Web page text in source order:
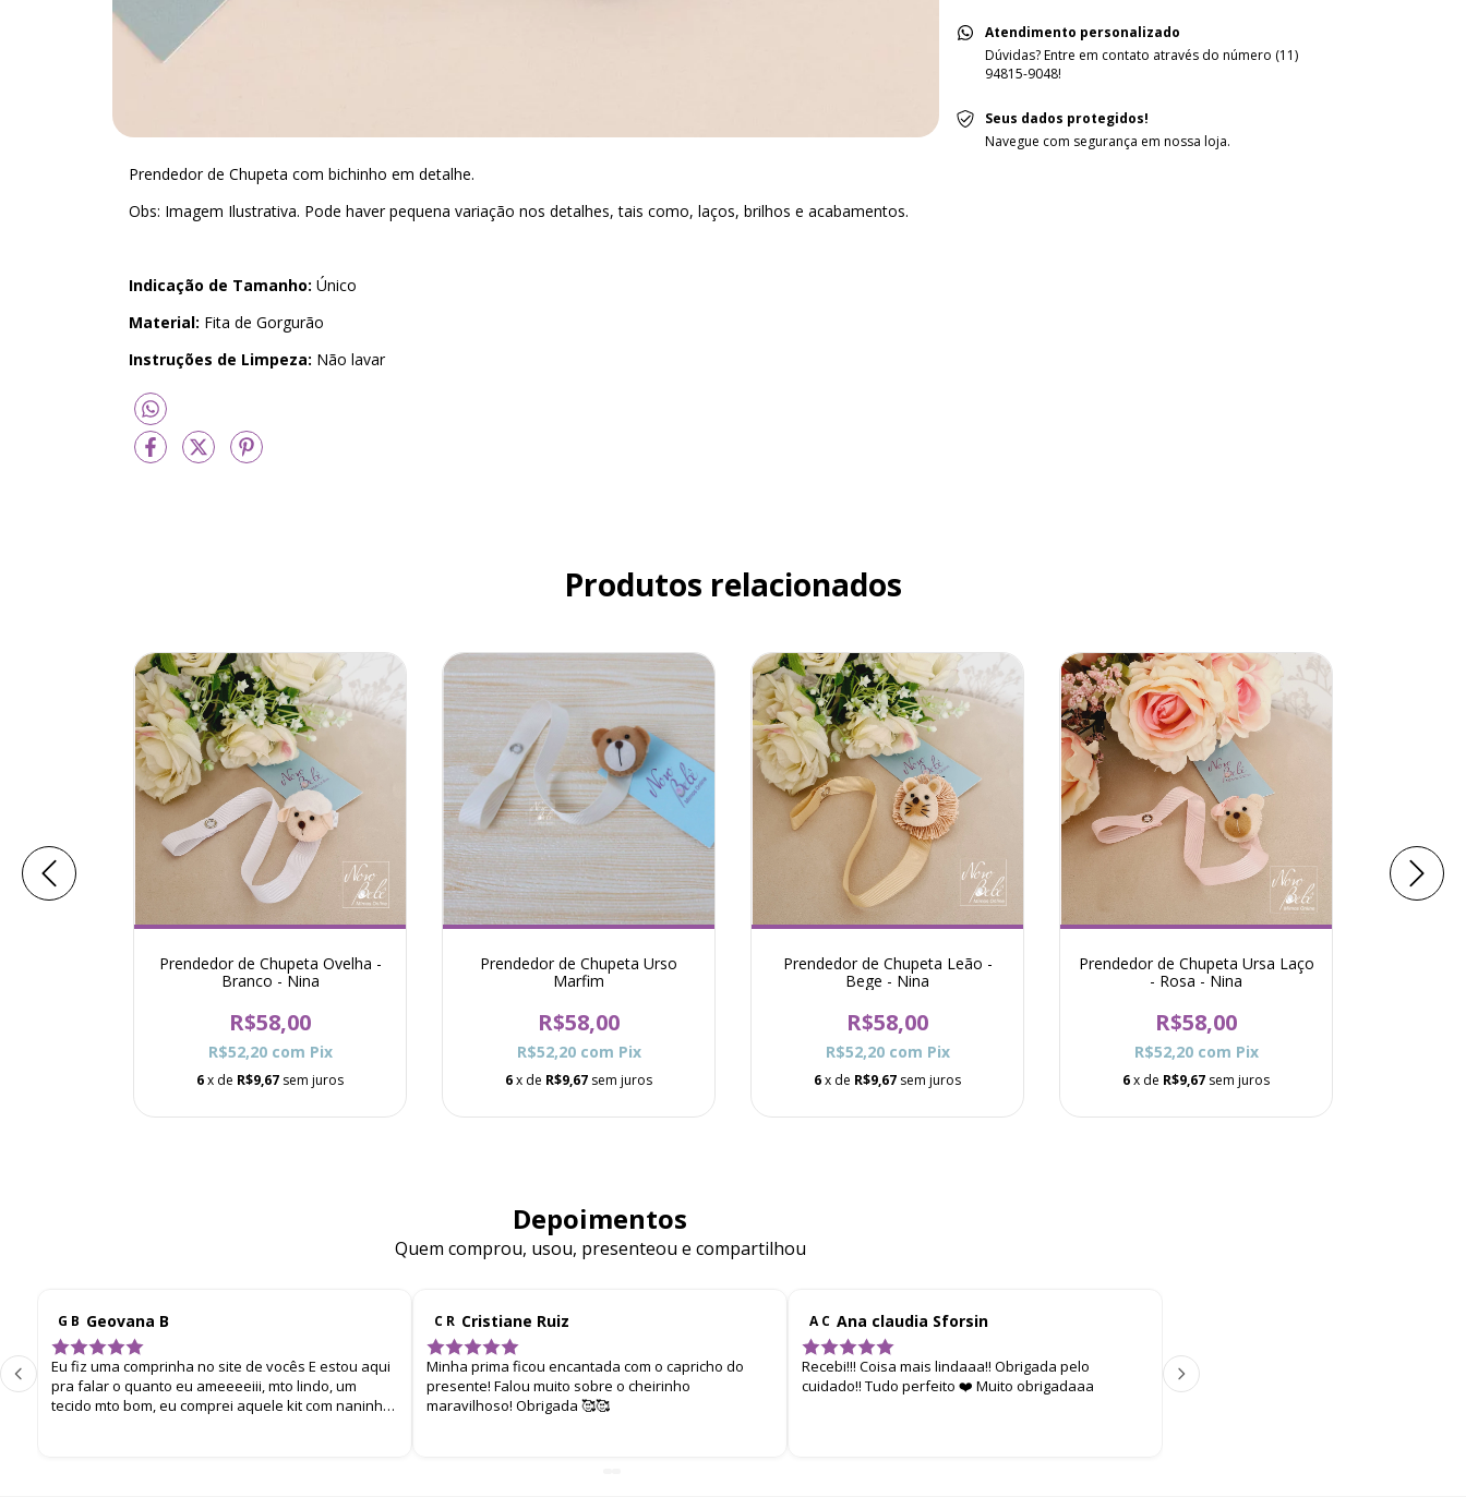
Prendedor de Chupeta com bichinho em detalhe.
Obs: Imagem Ilustrativa. Pode haver pequena variação nos detalhes, tais como, laços, brilhos e acabamentos.
Indicação de Tamanho: Único
Material: Fita de Gorgurão
Instruções de Limpeza: Não lavar
Atendimento personalizado
Dúvidas? Entre em contato através do número (11)
94815-9048!
Seus dados protegidos!
Navegue com segurança em nossa loja.
Produtos relacionados
Prendedor de Chupeta Ovelha -
Branco - Nina
R$58,00
R$52,20 com Pix
6x de R$9,67 sem juros
Prendedor de Chupeta Urso
Marfim
R$58,00
R$52,20 com Pix
6x de R$9,67 sem juros
Prendedor de Chupeta Leão -
Bege - Nina
R$58,00
R$52,20 com Pix
6x de R$9,67 sem juros
Prendedor de Chupeta Ursa Laço
- Rosa - Nina
R$58,00
R$52,20 com Pix
6x de R$9,67 sem juros
Depoimentos
Quem comprou, usou, presenteou e compartilhou
G B Geovana B
Eu fiz uma comprinha no site de vocês E estou aqui
pra falar o quanto eu ameeeeiii, mto lindo, um
tecido mto bom, eu comprei aquele kit com naninha,
C R Cristiane Ruiz
Minha prima ficou encantada com o capricho do
presente! Falou muito sobre o cheirinho
maravilhoso! Obrigada 🥰🥰
A C Ana claudia Sforsin
Recebi!!! Coisa mais lindaaa!! Obrigada pelo
cuidado!! Tudo perfeito ❤️ Muito obrigadaaa